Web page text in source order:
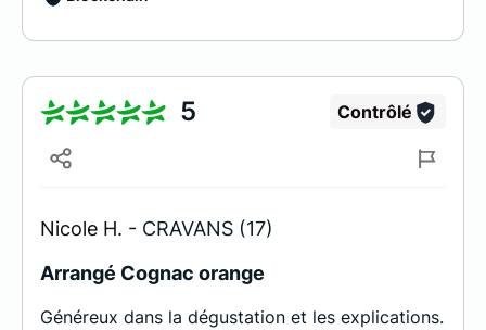
5 Contrôlé
Nicole H. - CRAVANS (17)
Arrangé Cognac orange
Généreux dans la dégustation et les explications.